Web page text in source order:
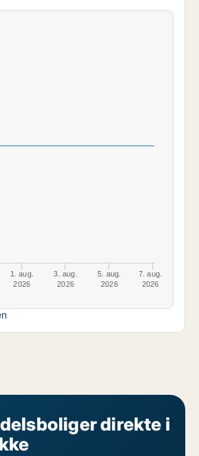
1. aug.
2026
3. aug.
2026
5. aug.
2026
7. aug.
2026
direkte i